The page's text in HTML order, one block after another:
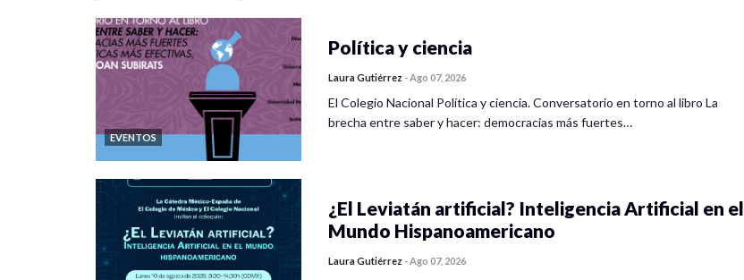
EVENTOS
Política y ciencia
Laura Gutiérrez -Ago 07, 2026
El Colegio Nacional Política y ciencia. Conversatorio en torno al libro La
brecha entre saber y hacer: democracias más fuertes…
¿El Leviatán artificial? Inteligencia Artificial en el
Mundo Hispanoamericano
Laura Gutiérrez -Ago 07, 2026